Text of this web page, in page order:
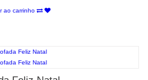
ao carrinho